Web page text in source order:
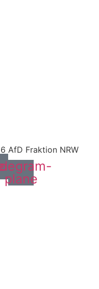
AfD Fraktion NRW
plane